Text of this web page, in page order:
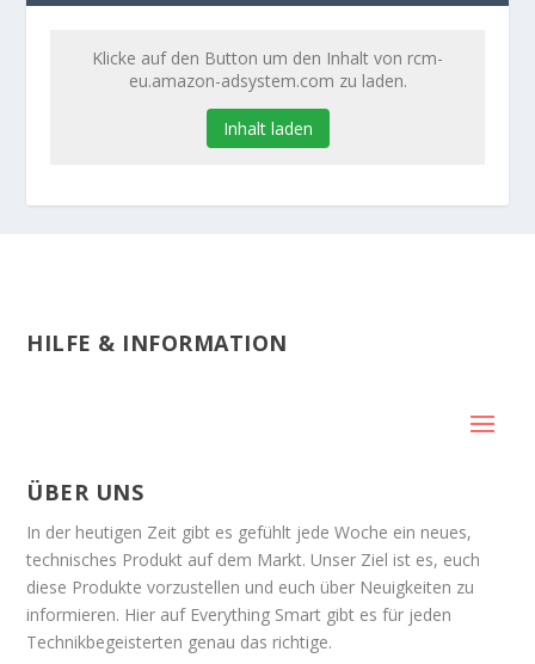
Klicke auf den Button um den Inhalt von rcm-
eu.amazon-adsystem.com zu laden.
Inhalt laden
HILFE & INFORMATION
ÜBER UNS
In der heutigen Zeit gibt es gefühlt jede Woche ein neues,
technisches Produkt auf dem Markt. Unser Ziel ist es, euch
diese Produkte vorzustellen und euch über Neuigkeiten zu
informieren. Hier auf Everything Smart gibt es für jeden
Technikbegeisterten genau das richtige.